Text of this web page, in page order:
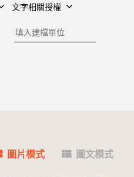
文字相關授權
建檔單位
圖片模式 圖文模式